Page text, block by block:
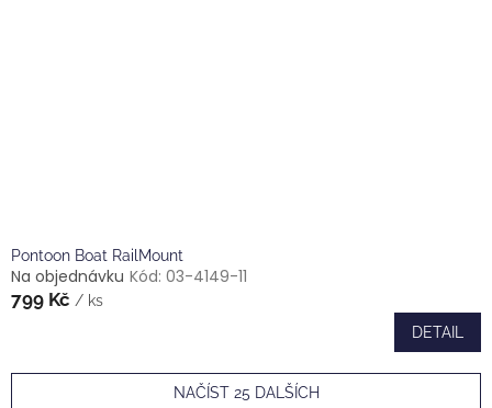
Pontoon Boat RailMount
Na objednávku Kód: 03-4149-11
799 Kč / ks
DETAIL
NAČÍST 25 DALŠÍCH